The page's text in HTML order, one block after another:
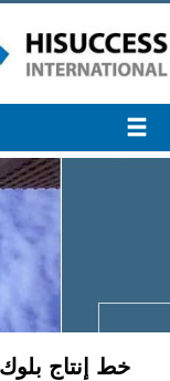
خط إنتاج بلوك